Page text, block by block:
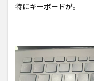
特にキーボードが。